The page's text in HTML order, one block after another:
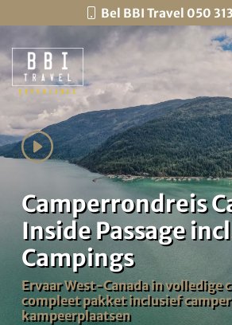
Bel BBI Travel 050
Camperrondreis
Inside Passage
Campings
Ervaar West-Canada in volledige
compleet pakket inclusief
kampeerplaatsen